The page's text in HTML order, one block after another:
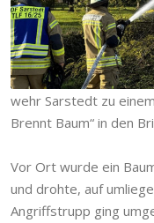
B1 –
Abteilung,
Einsatzgeschehen,
wehr Sarstedt zu
Brennt Baum“ in den
Vor Ort wurde ein
und drohte, auf
Angriffstrupp ging